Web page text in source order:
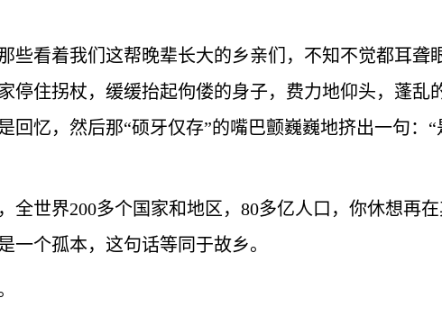
些看着我们这帮晚辈长大的乡亲们，不知不觉都耳聋
停住拐杖，缓缓抬起佝偻的身子，费力地仰头，蓬乱
回忆，然后那“硕牙仅存”的嘴巴颤巍巍地挤出一句：
全世界200多个国家和地区，80多亿人口，你休想再
一个孤本，这句话等同于故乡。